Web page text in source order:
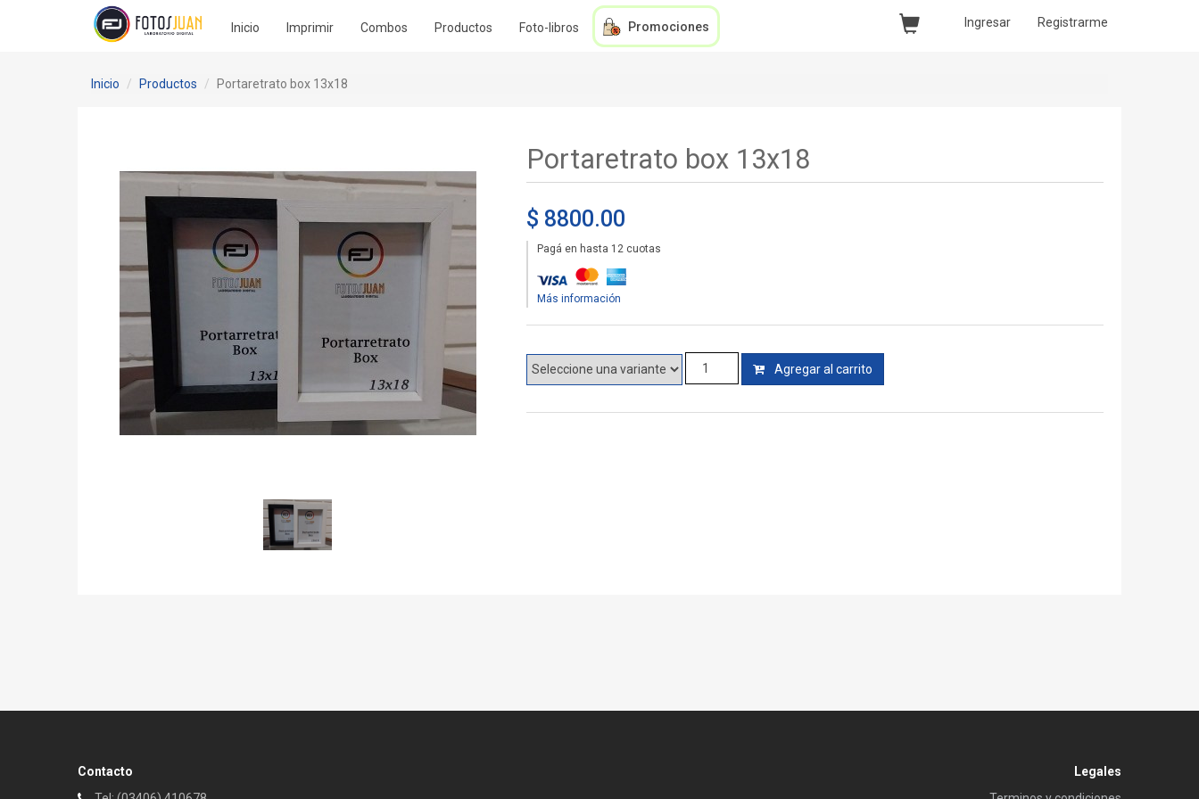
Inicio Imprimir Combos Productos Foto-libros Promociones Ingresar Registrarme
Inicio Productos Portaretrato box 13x18
Portaretrato box 13x18
$ 8800.00
Pagá en hasta 12 cuotas
Más información
Agregar al carrito
Contacto
Legales